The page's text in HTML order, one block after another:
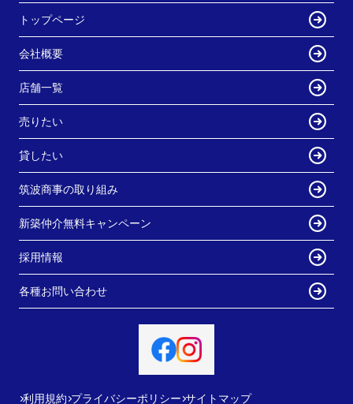
トップページ
会社概要
店舗一覧
売りたい
貸したい
筑波商事の取り組み
新築仲介無料キャンペーン
採用情報
各種お問い合わせ
利用規約 プライバシーポリシー サイトマップ